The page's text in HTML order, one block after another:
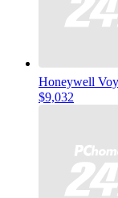
Honeywell
$9,032